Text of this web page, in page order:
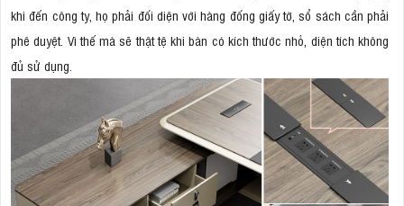
khi đến công ty, họ phải đối diện với hàng đống giấy tờ, sổ sách cần phải
phê duyệt. Vì thế mà sẽ thật tệ khi bàn có kích thước nhỏ, diện tích không
đủ sử dụng.